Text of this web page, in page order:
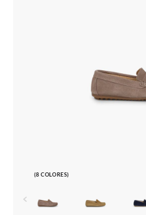
(8 COLORES)